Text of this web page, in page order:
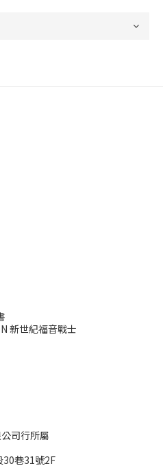
新世紀福音戰士
司行所屬
30巷31號2F